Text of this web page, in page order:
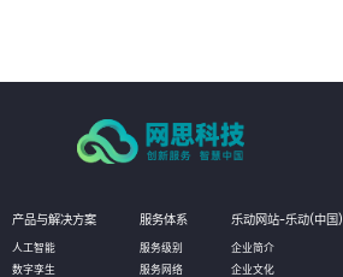
产品与解决方案
人工智能
数字孪生
服务体系
服务级别
服务网络
乐动网站-乐动(中国),
企业简介
企业文化